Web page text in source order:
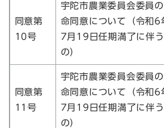
同意第
10号
宇陀市農業委員会委員
命同意について（令和6
7月19日任期満了に伴
の）
同意第
11号
宇陀市農業委員会委員
命同意について（令和6
7月19日任期満了に伴
の）